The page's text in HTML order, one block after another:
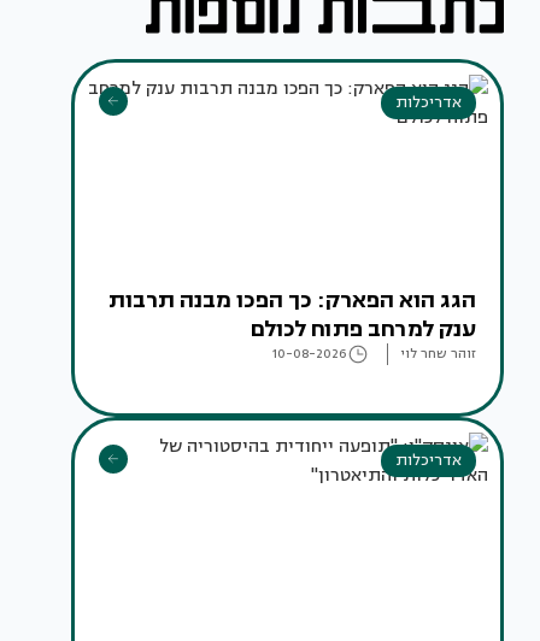
אדריכלות
הגג הוא הפארק: כך הפכו מבנה תרבות
ענק למרחב פתוח לכולם
זוהר שחר לוי 10-08-2026
אדריכלות